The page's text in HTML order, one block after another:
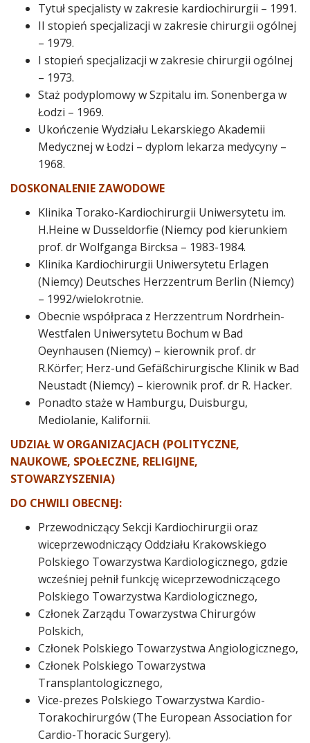
Tytuł specjalisty w zakresie kardiochirurgii – 1991.
II stopień specjalizacji w zakresie chirurgii ogólnej
– 1979.
I stopień specjalizacji w zakresie chirurgii ogólnej
– 1973.
Staż podyplomowy w Szpitalu im. Sonenberga w
Łodzi – 1969.
Ukończenie Wydziału Lekarskiego Akademii
Medycznej w Łodzi – dyplom lekarza medycyny –
1968.
DOSKONALENIE ZAWODOWE
Klinika Torako-Kardiochirurgii Uniwersytetu im.
H.Heine w Dusseldorfie (Niemcy pod kierunkiem
prof. dr Wolfganga Bircksa – 1983-1984.
Klinika Kardiochirurgii Uniwersytetu Erlagen
(Niemcy) Deutsches Herzzentrum Berlin (Niemcy)
– 1992/wielokrotnie.
Obecnie współpraca z Herzzentrum Nordrhein-
Westfalen Uniwersytetu Bochum w Bad
Oeynhausen (Niemcy) – kierownik prof. dr
R.Körfer; Herz-und Gefäßchirurgische Klinik w Bad
Neustadt (Niemcy) – kierownik prof. dr R. Hacker.
Ponadto staże w Hamburgu, Duisburgu,
Mediolanie, Kalifornii.
UDZIAŁ W ORGANIZACJACH (POLITYCZNE,
NAUKOWE, SPOŁECZNE, RELIGIJNE,
STOWARZYSZENIA)
DO CHWILI OBECNEJ:
Przewodniczący Sekcji Kardiochirurgii oraz
wiceprzewodniczący Oddziału Krakowskiego
Polskiego Towarzystwa Kardiologicznego, gdzie
wcześniej pełnił funkcję wiceprzewodniczącego
Polskiego Towarzystwa Kardiologicznego,
Członek Zarządu Towarzystwa Chirurgów
Polskich,
Członek Polskiego Towarzystwa Angiologicznego,
Członek Polskiego Towarzystwa
Transplantologicznego,
Vice-prezes Polskiego Towarzystwa Kardio-
Torakochirurgów (The European Association for
Cardio-Thoracic Surgery).